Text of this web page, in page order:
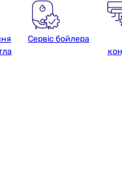
Сервіс бойлера